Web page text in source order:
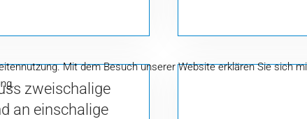
zweischalige
an einschalige
Mit dem Besuch unserer Website erklären Sie sich